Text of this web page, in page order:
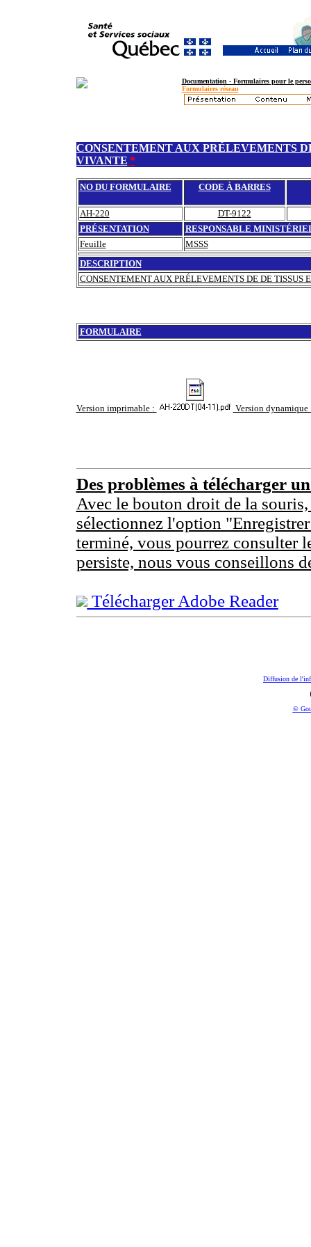
Documentation - Formulaires pour le
Formulaires réseau
CONSENTEMENT AUX PRÉLEVEMENTS
VIVANTE *
NO DU FORMULAIRE CODE À BARRES
AH-220
DT-9122
PRÉSENTATION
RESPONSABLE
Feuille
MSSS
DESCRIPTION
CONSENTEMENT AUX PRÉLEVEMENTS DE DE TISSUS
FORMULAIRE
Version imprimable : Version
Des problèmes à télécharger
Avec le bouton droit de la
sélectionnez l'option
terminé, vous pourrez consulter
persiste, nous vous conseillons
Télécharger Adobe Reader
Diffusion de
©